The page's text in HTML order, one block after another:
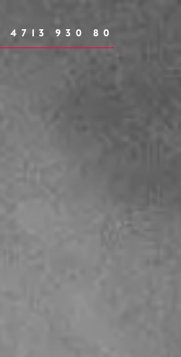
4713 930 80